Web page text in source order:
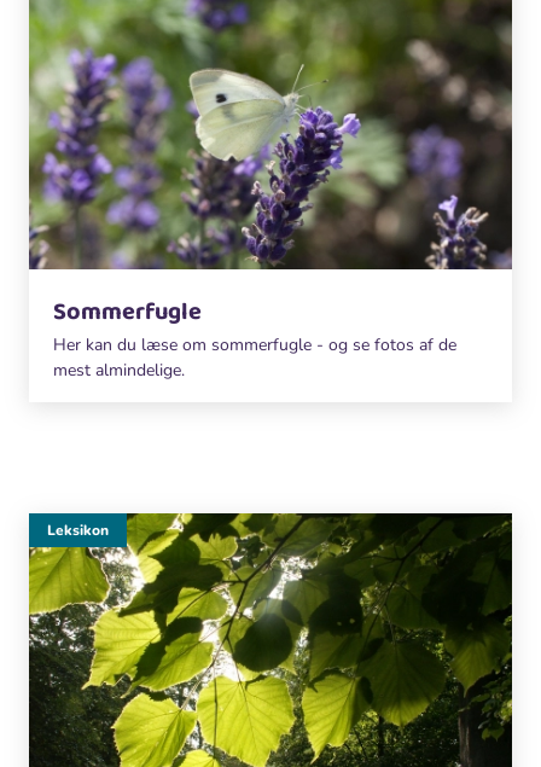
Sommerfugle
Her kan du læse om sommerfugle - og se fotos af de
mest almindelige.
Leksikon